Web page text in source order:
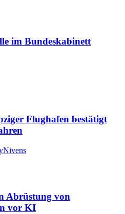
im Bundeskabinett
Flughafen bestätigt
Abrüstung von
vor KI